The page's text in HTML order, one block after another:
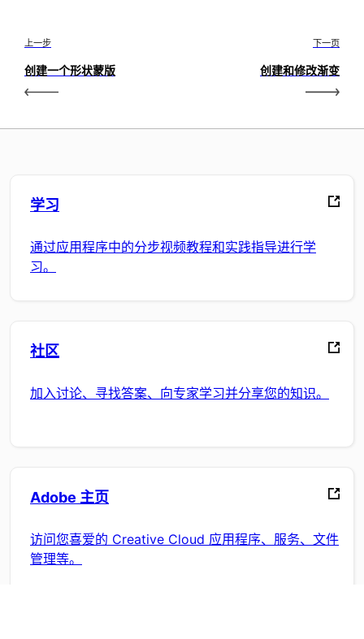
上一步
创建一个形状蒙版
下一页
创建和修改渐变
学习
通过应用程序中的分步视频教程和实践指导进行学
习。
社区
加入讨论、寻找答案、向专家学习并分享您的知识。
Adobe 主页
访问您喜爱的 Creative Cloud 应用程序、服务、文件
管理等。